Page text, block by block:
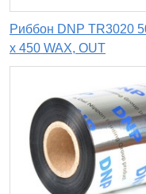
Риббон DNP TR3020
х 450 WAX, OUT